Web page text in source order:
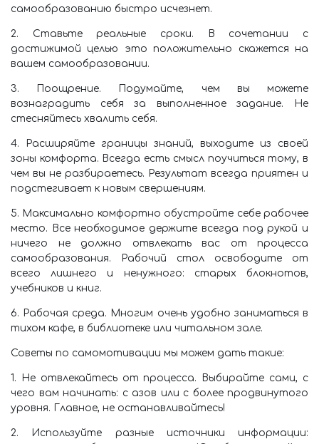
самообразованию быстро исчезнет.
2. Ставьте реальные сроки. В сочетании с
достижимой целью это положительно скажется на
вашем самообразовании.
3. Поощрение. Подумайте, чем вы можете
вознаградить себя за выполненное задание. Не
стесняйтесь хвалить себя.
4. Расширяйте границы знаний, выходите из своей
зоны комфорта. Всегда есть смысл поучиться тому, в
чем вы не разбираетесь. Результат всегда приятен и
подстегивает к новым свершениям.
5. Максимально комфортно обустройте себе рабочее
место. Все необходимое держите всегда под рукой и
ничего не должно отвлекать вас от процесса
самообразования. Рабочий стол освободите от
всего лишнего и ненужного: старых блокнотов,
учебников и книг.
6. Рабочая среда. Многим очень удобно заниматься в
тихом кафе, в библиотеке или читальном зале.
Советы по самомотивации мы можем дать такие:
1. Не отвлекайтесь от процесса. Выбирайте сами, с
чего вам начинать: с азов или с более продвинутого
уровня. Главное, не останавливайтесь!
2. Используйте разные источники информации: